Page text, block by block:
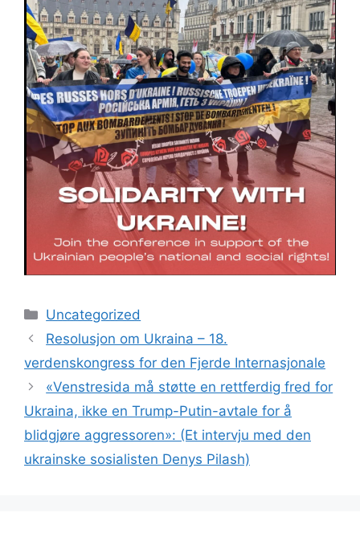
Kategorier
Uncategorized
Resolusjon om Ukraina – 18.
verdenskongress for den Fjerde Internasjonale
«Venstresida må støtte en rettferdig fred for
Ukraina, ikke en Trump-Putin-avtale for å
blidgjøre aggressoren»: (Et intervju med den
ukrainske sosialisten Denys Pilash)